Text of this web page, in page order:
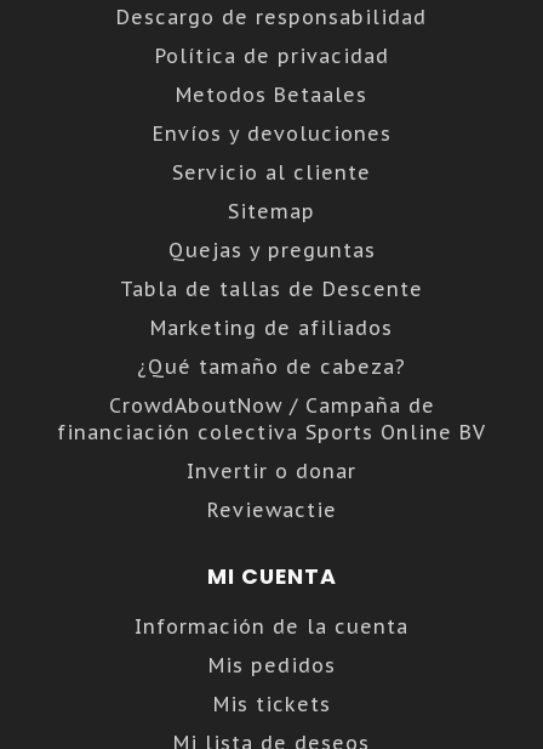
Descargo de responsabilidad
Política de privacidad
Metodos Betaales
Envíos y devoluciones
Servicio al cliente
Sitemap
Quejas y preguntas
Tabla de tallas de Descente
Marketing de afiliados
¿Qué tamaño de cabeza?
CrowdAboutNow / Campaña de
financiación colectiva Sports Online BV
Invertir o donar
Reviewactie
MI CUENTA
Información de la cuenta
Mis pedidos
Mis tickets
Mi lista de deseos